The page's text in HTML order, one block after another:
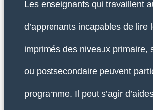
Les enseignants qui travaillent
d’apprenants incapables de lire
imprimés des niveaux primaire,
ou postsecondaire peuvent
programme. Il peut s’agir